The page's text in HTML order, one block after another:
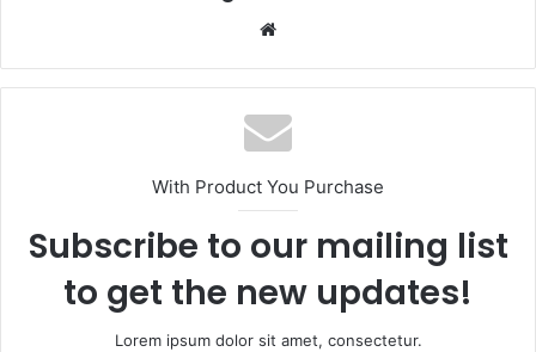
Website
With Product You Purchase
Subscribe to our mailing list
to get the new updates!
Lorem ipsum dolor sit amet, consectetur.